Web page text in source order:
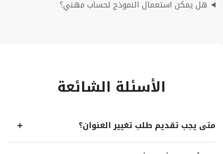
هل يمكن استعمال النموذج لحساب مهني؟
الأسئلة الشائعة
متى يجب تقديم طلب تغيير العنوان؟